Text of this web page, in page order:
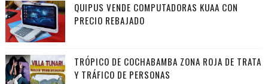
QUIPUS VENDE COMPUTADORAS KUAA CON
PRECIO REBAJADO
TRÓPICO DE COCHABAMBA ZONA ROJA DE TRATA
Y TRÁFICO DE PERSONAS